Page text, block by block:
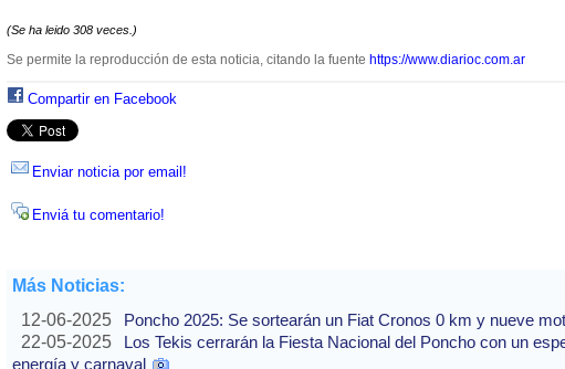
(Se ha leido 308 veces.)
Se permite la reproducción de esta noticia, citando la fuente https://www.diarioc.com.ar
Compartir en Facebook
Enviar noticia por email!
Enviá tu comentario!
Más Noticias:
12-06-2025
Poncho 2025: Se sortearán un Fiat Cronos 0 km y nueve
22-05-2025
Los Tekis cerrarán la Fiesta Nacional del Poncho con un
energía y carnaval